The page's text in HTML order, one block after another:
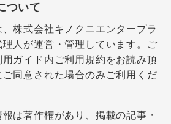
ついて
株式会社キノクニエンタープラ
人が運営・管理しています。ご
ガイド内ご利用規約をお読み頂
同意された場合のみご利用くだ
は著作権があり、掲載の記事・